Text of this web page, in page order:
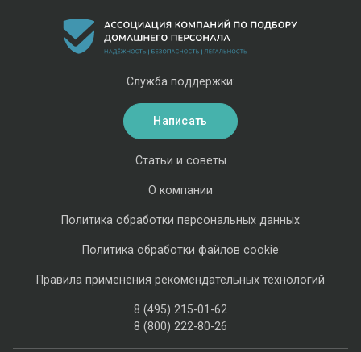
Статьи и советы
О компании
Политика обработки персональных данных
Политика обработки файлов cookie
Правила применения рекомендательных технологий
8 (495) 215-01-62
8 (800) 222-80-26
Служба поддержки:
Написать